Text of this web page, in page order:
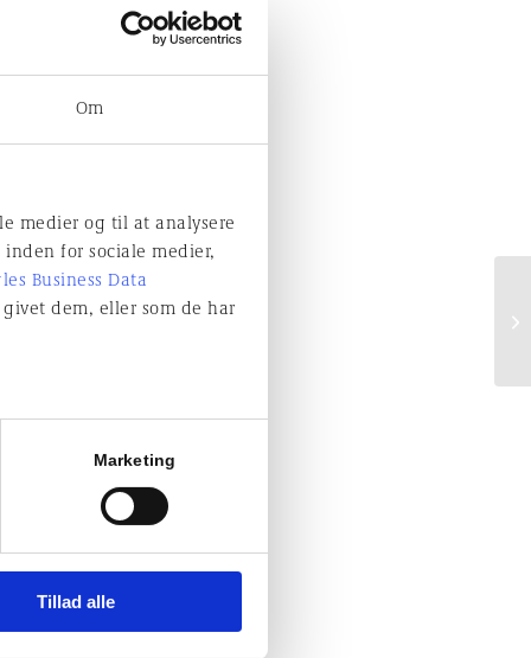
Om
medier og til at analysere
for sociale medier,
Business Data
dem, eller som de har
Marketing
Tillad alle
til?
yderdøre,
kanterne ved
bad, eller har toilet